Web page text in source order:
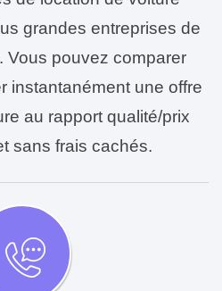
grandes entreprises de
Vous pouvez comparer
instantanément une offre
au rapport qualité/prix
sans frais cachés.